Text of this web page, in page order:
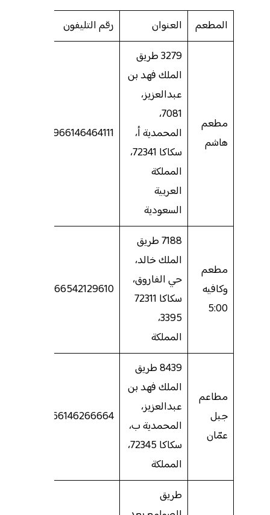
المطعم
العنوان رقم التليفون
مطعم
هاشم
3279 طريق
الملك فهد بن
عبدالعزيز،
7081،
المحمدية أ،
سكاكا 72341،
المملكة
العربية
السعودية
966146464111
مطعم
وكافيه
5:00
7188 طريق
الملك خالد،
حي الفاروق،
سكاكا 72311
3395،
المملكة
966542129610
مطاعم
جبل
عمّان
8439 طريق
الملك فهد بن
عبدالعزيز،
المحمدية ب،
سكاكا 72345،
المملكة
966146266664
طريق